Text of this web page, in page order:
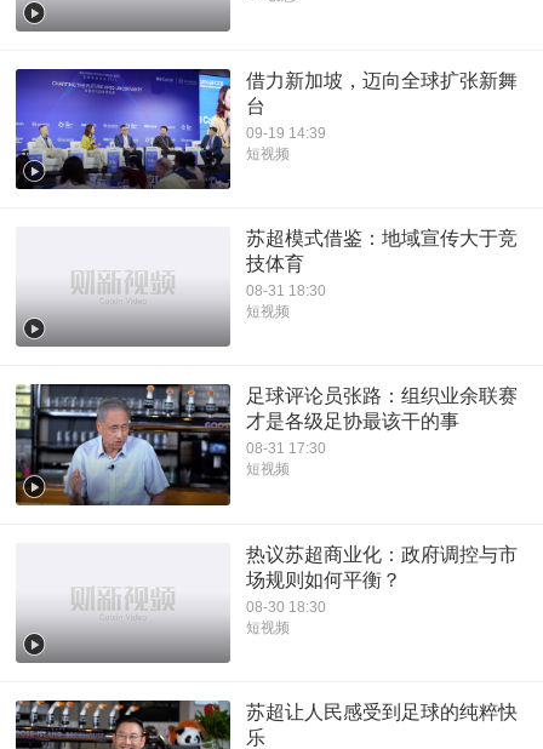
借力新加坡，迈向全球扩张新舞
台
09-19 14:39
短视频
苏超模式借鉴：地域宣传大于竞
技体育
08-31 18:30
短视频
足球评论员张路：组织业余联赛
才是各级足协最该干的事
08-31 17:30
短视频
热议苏超商业化：政府调控与市
场规则如何平衡？
08-30 18:30
短视频
苏超让人民感受到足球的纯粹快
乐